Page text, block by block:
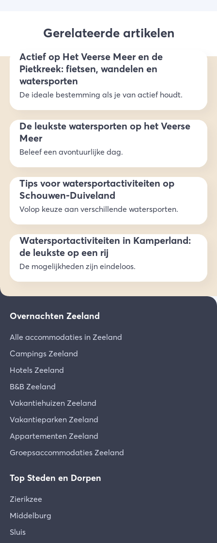
Gerelateerde artikelen
Actief op Het Veerse Meer en de
Pietkreek: fietsen, wandelen en
watersporten
De ideale bestemming als je van actief houdt.
De leukste watersporten op het Veerse
Meer
Beleef een avontuurlijke dag.
Tips voor watersportactiviteiten op
Schouwen-Duiveland
Volop keuze aan verschillende watersporten.
Watersportactiviteiten in Kamperland:
de leukste op een rij
De mogelijkheden zijn eindeloos.
Overnachten Zeeland
Alle accommodaties in Zeeland
Campings Zeeland
Hotels Zeeland
B&B Zeeland
Vakantiehuizen Zeeland
Vakantieparken Zeeland
Appartementen Zeeland
Groepsaccommodaties Zeeland
Top Steden en Dorpen
Zierikzee
Middelburg
Sluis